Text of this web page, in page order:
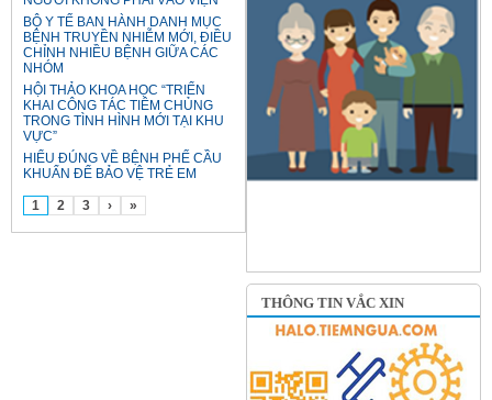
BỘ Y TẾ BAN HÀNH DANH MỤC
BỆNH TRUYỀN NHIỄM MỚI, ĐIỀU
CHỈNH NHIỀU BỆNH GIỮA CÁC
NHÓM
HỘI THẢO KHOA HỌC “TRIỂN
KHAI CÔNG TÁC TIÊM CHỦNG
TRONG TÌNH HÌNH MỚI TẠI KHU
VỰC”
HIỂU ĐÚNG VỀ BỆNH PHẾ CẦU
KHUẨN ĐỂ BẢO VỆ TRẺ EM
1 2 3 › »
THÔNG TIN VẮC XIN